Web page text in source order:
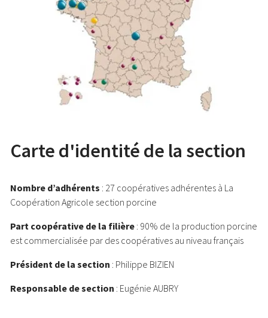
Carte d'identité de la section
Nombre d’adhérents : 27 coopératives adhérentes à La
Coopération Agricole section porcine
Part coopérative de la filière : 90% de la production porcine
est commercialisée par des coopératives au niveau français
Président de la section : Philippe BIZIEN
Responsable de section : Eugénie AUBRY